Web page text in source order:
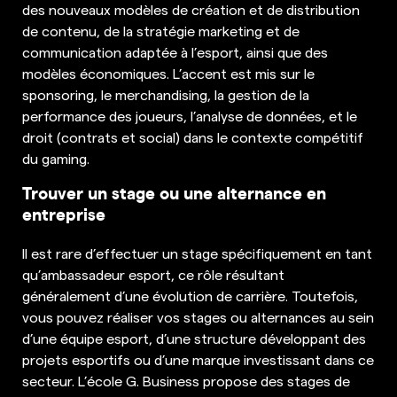
des nouveaux modèles de création et de distribution
de contenu, de la stratégie marketing et de
communication adaptée à l’esport, ainsi que des
modèles économiques. L’accent est mis sur le
sponsoring, le merchandising, la gestion de la
performance des joueurs, l’analyse de données, et le
droit (contrats et social) dans le contexte compétitif
du gaming.
Trouver un stage ou une alternance en
entreprise
Il est rare d’effectuer un stage spécifiquement en tant
qu’ambassadeur esport, ce rôle résultant
généralement d’une évolution de carrière. Toutefois,
vous pouvez réaliser vos stages ou alternances au sein
d’une équipe esport, d’une structure développant des
projets esportifs ou d’une marque investissant dans ce
secteur. L’école G. Business propose des stages de